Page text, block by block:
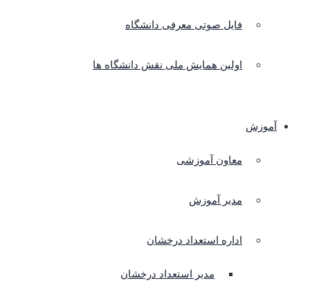
فایل صوتی معرفی دانشگاه
اولین همایش ملی نقش دانشگاه ها
آموزش
معاون آموزشی
مدیر آموزش
اداره استعداد درخشان
مدیر استعداد درخشان